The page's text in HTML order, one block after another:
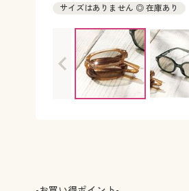
サイズはありません ◎ 在庫あり